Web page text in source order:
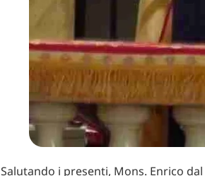
Salutando i presenti, Mons. Enrico